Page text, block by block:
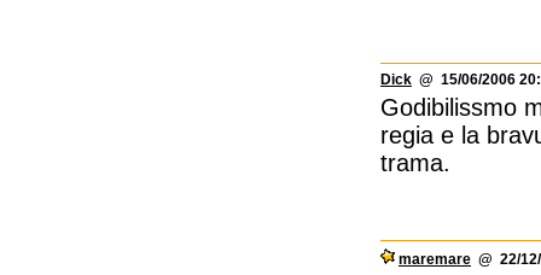
Dick @ 15/06/2006
Godibilissmo
regia e la
trama.
maremare @ 22/